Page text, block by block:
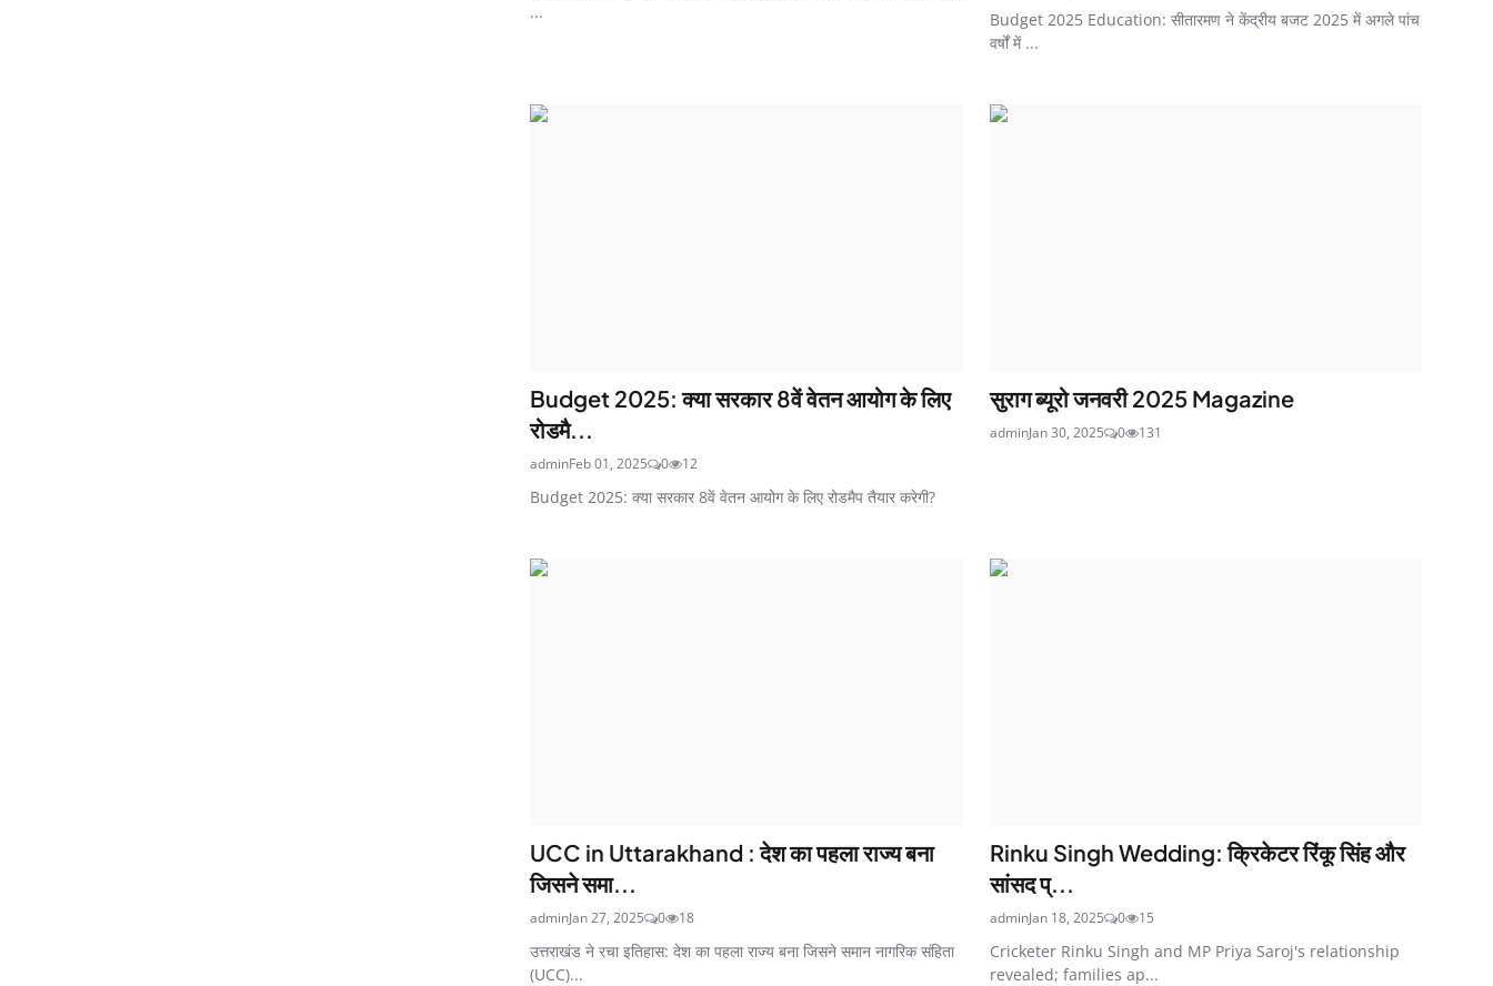
...
Budget 2025 Education: सीतारमण ने केंद्रीय बजट 2025 में अगले पांच
वर्षों में ...
Budget 2025: क्या सरकार 8वें वेतन आयोग के लिए
रोडमै...
adminFeb 01, 2025 0 12
Budget 2025: क्या सरकार 8वें वेतन आयोग के लिए रोडमैप तैयार करेगी?
सुराग ब्यूरो जनवरी 2025 Magazine
adminJan 30, 2025 0 131
UCC in Uttarakhand : देश का पहला राज्य बना
जिसने समा...
adminJan 27, 2025 0 18
उत्तराखंड ने रचा इतिहास: देश का पहला राज्य बना जिसने समान नागरिक संहिता
(UCC)...
Rinku Singh Wedding: क्रिकेटर रिंकू सिंह और
सांसद प्...
adminJan 18, 2025 0 15
Cricketer Rinku Singh and MP Priya Saroj's relationship
revealed; families ap...